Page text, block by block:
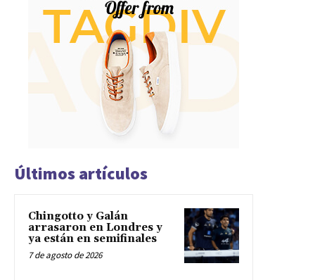
Últimos artículos
Chingotto y Galán
arrasaron en Londres y
ya están en semifinales
7 de agosto de 2026